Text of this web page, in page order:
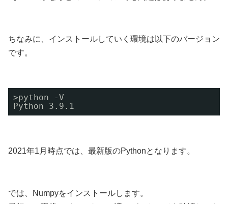
ちなみに、インストールしていく環境は以下のバージョン
です。
>python -V
Python 3.9.1
2021年1月時点では、最新版のPythonとなります。
では、Numpyをインストールします。